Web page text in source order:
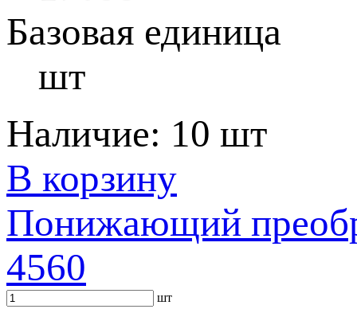
Базовая единица
шт
Наличие: 10 шт
В корзину
Понижающий
4560
шт